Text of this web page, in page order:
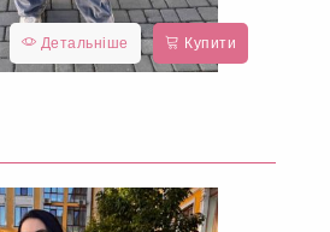
Детальніше Купити